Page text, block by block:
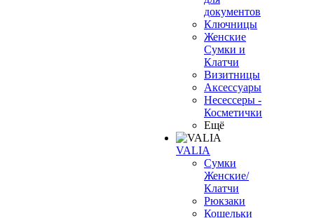
документов
Ключницы
Женские
Сумки и
Клатчи
Визитницы
Аксессуары
Несессеры -
Косметички
Ещё
VALIA
Сумки
Женские/
Клатчи
Рюкзаки
Кошельки